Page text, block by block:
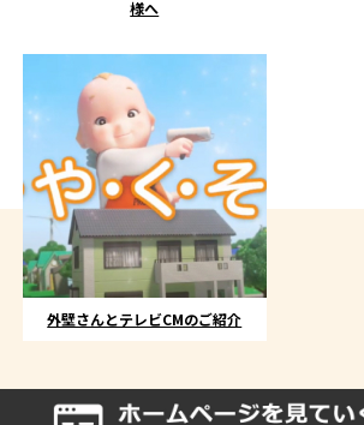
様へ
外壁さんとテレビCMのご紹介